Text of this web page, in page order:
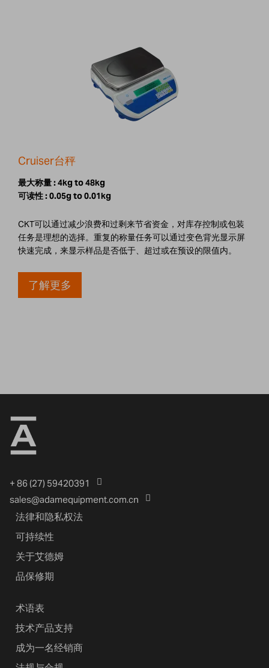
Cruiser台秤
最大称量 :4kg to 48kg
可读性 :0.05g to 0.01kg
CKT可以通过减少浪费和过剩来节省资金，对库存控制或包装
任务是理想的选择。重复的称量任务可以通过变色背光显示屏
快速完成，来显示样品是否低于、超过或在预设的限值内。
了解更多
+ 86 (27) 59420391
sales@adamequipment.com.cn
法律和隐私权法
可持续性
关于艾德姆
品保修期
术语表
技术产品支持
成为一名经销商